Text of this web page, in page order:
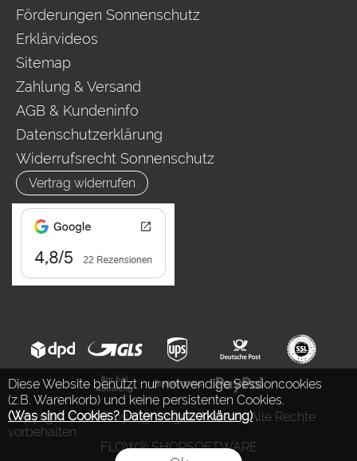
Diese Website benutzt nur notwendige Sessioncookies
(z.B. Warenkorb) und keine persistenten Cookies.
(Was sind Cookies? Datenschutzerklärung).
Förderungen Sonnenschutz
Erklärvideos
Sitemap
Zahlung & Versand
AGB & Kundeninfo
Datenschutzerklärung
Widerrufsrecht Sonnenschutz
Vertrag widerrufen
Copyright © 2026 by Ing. Jürgen Auderer. Alle Rechte
vorbehalten.
FLOW® SHOPSOFTWARE